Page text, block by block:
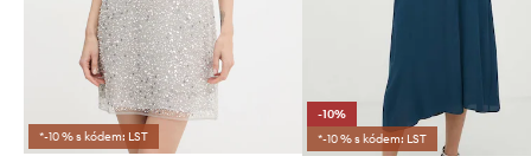
*-10 % s kódem: LST
-10%
*-10 % s kódem: LST